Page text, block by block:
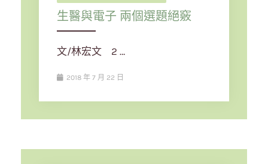
生醫與電子 兩個選題絕竅
文/林宏文 2 …
2018 年 7 月 22 日